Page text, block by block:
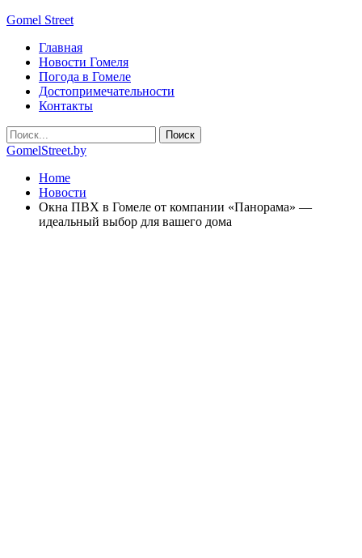
Gomel Street
Главная
Новости Гомеля
Погода в Гомеле
Достопримечательности
Контакты
GomelStreet.by
Home
Новости
Окна ПВХ в Гомеле от компании «Панорама» —
идеальный выбор для вашего дома